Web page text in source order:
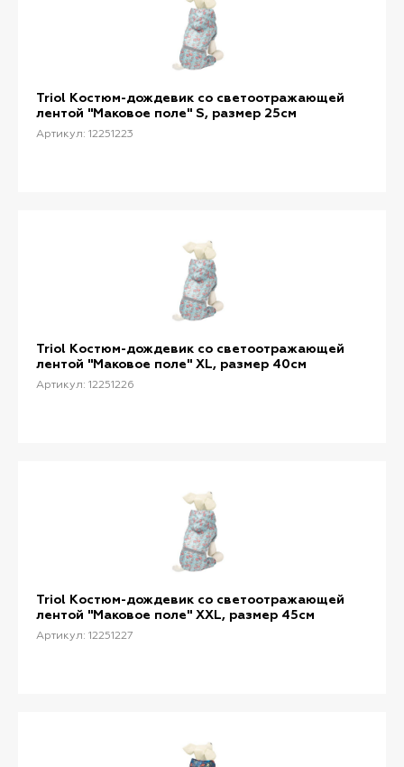
Triol Костюм-дождевик со светоотражающей
лентой "Маковое поле" S, размер 25см
Артикул: 12251223
Triol Костюм-дождевик со светоотражающей
лентой "Маковое поле" XL, размер 40см
Артикул: 12251226
Triol Костюм-дождевик со светоотражающей
лентой "Маковое поле" XXL, размер 45см
Артикул: 12251227